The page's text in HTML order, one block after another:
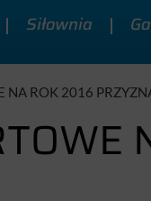
Siłownia
NA ROK 2016